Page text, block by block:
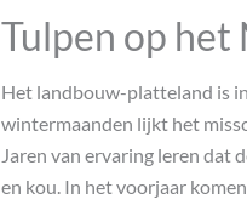
Tulpen op
Het landbouw-platteland is
wintermaanden lijkt het
Jaren van ervaring leren dat
en kou. In het voorjaar